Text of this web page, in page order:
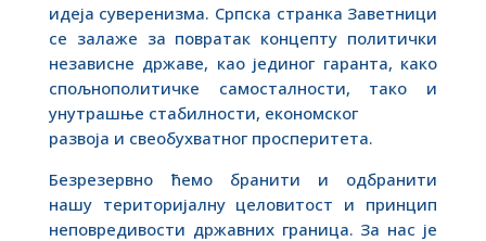
идеја суверенизма. Српска странка Заветници
се залаже за повратак концепту политички
независне државе, као јединог гаранта, како
спољнополитичке самосталности, тако и
унутрашње стабилности, економског
развоја и свеобухватног просперитета.
Безрезервно ћемо бранити и одбранити
нашу територијалну целовитост и принцип
неповредивости државних граница. За нас је